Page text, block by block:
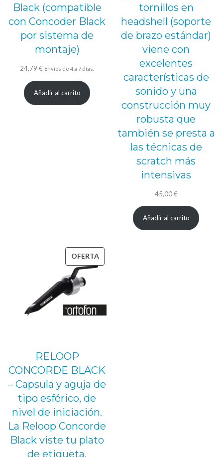
Black (compatible
con Concoder Black
por sistema de
montaje)
24,79 € Envíos de 4 a 7 días.
Añadir al carrito
tornillos en
headshell (soporte
de brazo estándar)
viene con
excelentes
características de
sonido y una
construcción muy
robusta que
también se presta a
las técnicas de
scratch más
intensivas
45,00€
Añadir al carrito
OFERTAPRODUCTO
EN
RELOOP
CONCORDE BLACK
– Capsula y aguja de
tipo esférico, de
nivel de iniciación.
La Reloop Concorde
Black viste tu plato
de etiqueta.